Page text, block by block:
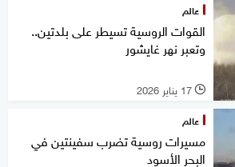
عالم
القوات الروسية تسيطر على بلدتين..
وتعبر نهر غايشور
l 17 يناير 2026
عالم
مسيرات روسية تضرب سفينتين في
البحر الأسود